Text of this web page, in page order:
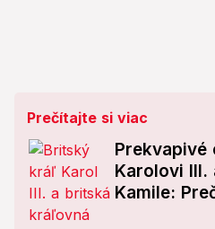
Prečítajte si viac
Prekvapivé
Karolovi III.
Kamile: